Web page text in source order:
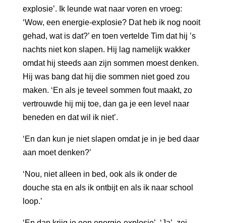
explosie’. Ik leunde wat naar voren en vroeg:
‘Wow, een energie-explosie? Dat heb ik nog nooit
gehad, wat is dat?’ en toen vertelde Tim dat hij ’s
nachts niet kon slapen. Hij lag namelijk wakker
omdat hij steeds aan zijn sommen moest denken.
Hij was bang dat hij die sommen niet goed zou
maken. ‘En als je teveel sommen fout maakt, zo
vertrouwde hij mij toe, dan ga je een level naar
beneden en dat wil ik niet’.
‘En dan kun je niet slapen omdat je in je bed daar
aan moet denken?’
‘Nou, niet alleen in bed, ook als ik onder de
douche sta en als ik ontbijt en als ik naar school
loop.’